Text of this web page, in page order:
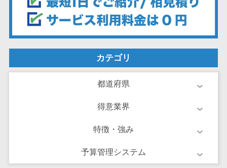
健康診断シス
テム
診療予約シス
テム
歯科向け電子
歯科予約シス
テム
システム
理システム
カテゴリ
都道府県
得意業界
特徴・強み
予算管理システム